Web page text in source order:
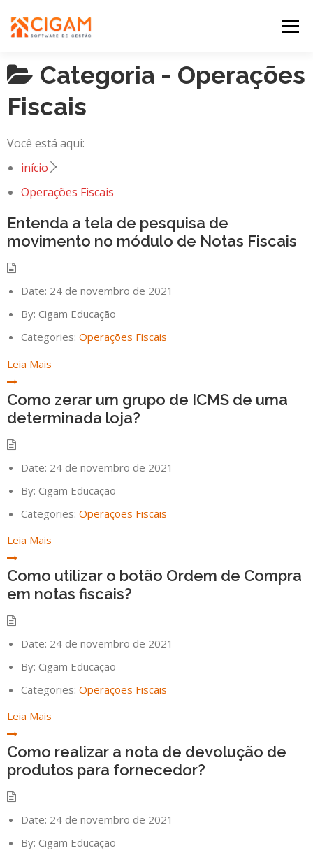
para
Menu
INÍCIO NOVIDADES DA VERSÃO PDV
Categoria - Operações
Fiscais
Você está aqui:
início
Operações Fiscais
Entenda a tela de pesquisa de
movimento no módulo de Notas Fiscais
Date: 24 de novembro de 2021
By: Cigam Educação
Categories: Operações Fiscais
Leia Mais
Como zerar um grupo de ICMS de uma
determinada loja?
Date: 24 de novembro de 2021
By: Cigam Educação
Categories: Operações Fiscais
Leia Mais
Como utilizar o botão Ordem de Compra
em notas fiscais?
Date: 24 de novembro de 2021
By: Cigam Educação
Categories: Operações Fiscais
Leia Mais
Como realizar a nota de devolução de
produtos para fornecedor?
Date: 24 de novembro de 2021
By: Cigam Educação